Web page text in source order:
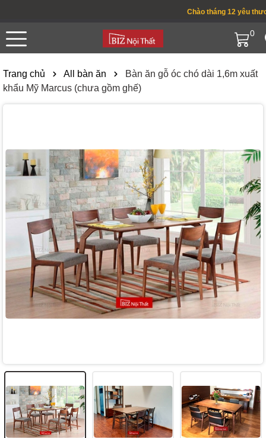
Chào tháng 12 yêu
0
Trang chủ All bàn ăn
Bàn ăn gỗ óc chó dài 1,6m xuất
khẩu Mỹ Marcus (chưa gồm ghế)